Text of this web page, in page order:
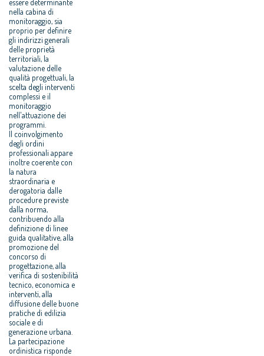
nella cabina di
monitoraggio, sia
proprio per definire
gli indirizzi generali
delle proprietà
territoriali, la
valutazione delle
qualità progettuali, la
scelta degli interventi
complessi e il
monitoraggio
nell'attuazione dei
programmi.
Il coinvolgimento
degli ordini
professionali appare
inoltre coerente con
la natura
straordinaria e
derogatoria dalle
procedure previste
dalla norma,
contribuendo alla
definizione di linee
guida qualitative, alla
promozione del
concorso di
progettazione, alla
verifica di sostenibilità
tecnico, economica e
interventi, alla
diffusione delle buone
pratiche di edilizia
sociale e di
generazione urbana.
La partecipazione
ordinistica risponde